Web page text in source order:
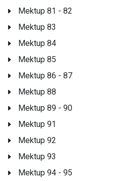
Mektup 81 - 82
Mektup 83
Mektup 84
Mektup 85
Mektup 86 - 87
Mektup 88
Mektup 89 - 90
Mektup 91
Mektup 92
Mektup 93
Mektup 94 - 95